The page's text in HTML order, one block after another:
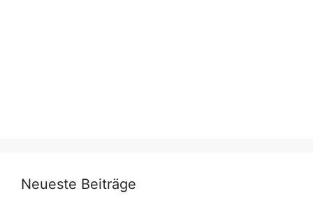
Neueste Beiträge